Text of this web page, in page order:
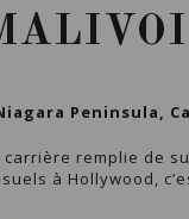
Peninsula,
remplie de
à Hollywood,